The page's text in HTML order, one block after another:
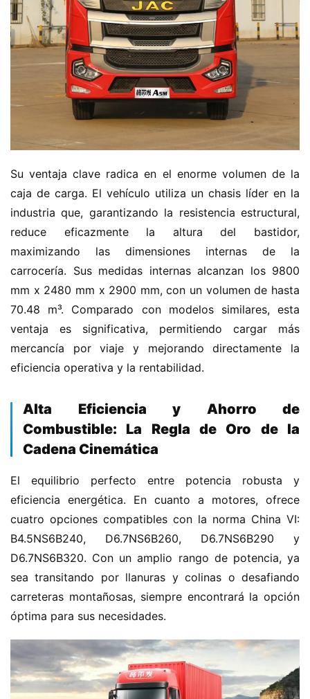
C
a
n
n
u
e
a
e
n
e
r
g
a
Sign in Sign up
Su ventaja clave radica en el enorme volumen de la
caja de carga. El vehículo utiliza un chasis líder en la
industria que, garantizando la resistencia estructural,
reduce eficazmente la altura del bastidor,
maximizando las dimensiones internas de la
carrocería. Sus medidas internas alcanzan los 9800
mm x 2480 mm x 2900 mm, con un volumen de hasta
70.48 m³. Comparado con modelos similares, esta
ventaja es significativa, permitiendo cargar más
mercancía por viaje y mejorando directamente la
eficiencia operativa y la rentabilidad.
​Alta Eficiencia y Ahorro de
Combustible: La Regla de Oro de la
Cadena Cinemática​
El equilibrio perfecto entre potencia robusta y
eficiencia energética. En cuanto a motores, ofrece
cuatro opciones compatibles con la norma China VI:
B4.5NS6B240, D6.7NS6B260, D6.7NS6B290 y
D6.7NS6B320. Con un amplio rango de potencia, ya
sea transitando por llanuras y colinas o desafiando
carreteras montañosas, siempre encontrará la opción
óptima para sus necesidades.